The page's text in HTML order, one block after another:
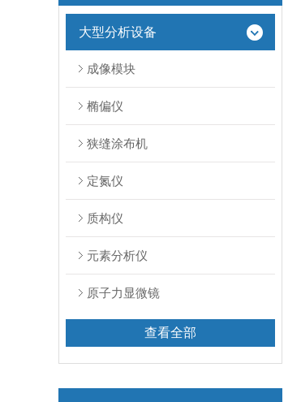
大型分析设备
成像模块
椭偏仪
狭缝涂布机
定氮仪
质构仪
元素分析仪
原子力显微镜
查看全部